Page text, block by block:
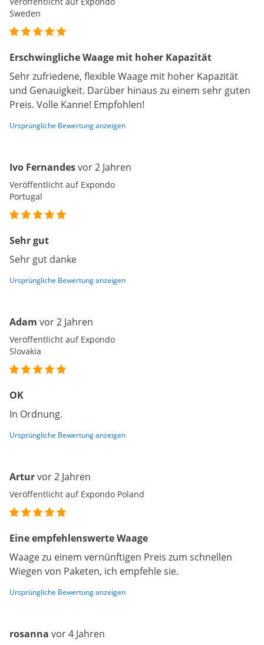
Sweden
Erschwingliche Waage mit hoher Kapazität
Sehr zufriedene, flexible Waage mit hoher Kapazität
und Genauigkeit. Darüber hinaus zu einem sehr guten
Preis. Volle Kanne! Empfohlen!
Ursprüngliche Bewertung anzeigen
Ivo Fernandesvor 2 Jahren
Veröffentlicht auf Expondo
Portugal
Sehr gut
Sehr gut danke
Ursprüngliche Bewertung anzeigen
Adam vor 2 Jahren
Veröffentlicht auf Expondo
Slovakia
OK
In Ordnung.
Ursprüngliche Bewertung anzeigen
Arturvor 2 Jahren
Veröffentlicht auf Expondo Poland
Eine empfehlenswerte Waage
Waage zu einem vernünftigen Preis zum schnellen
Wiegen von Paketen, ich empfehle sie.
Ursprüngliche Bewertung anzeigen
rosanna vor 4 Jahren